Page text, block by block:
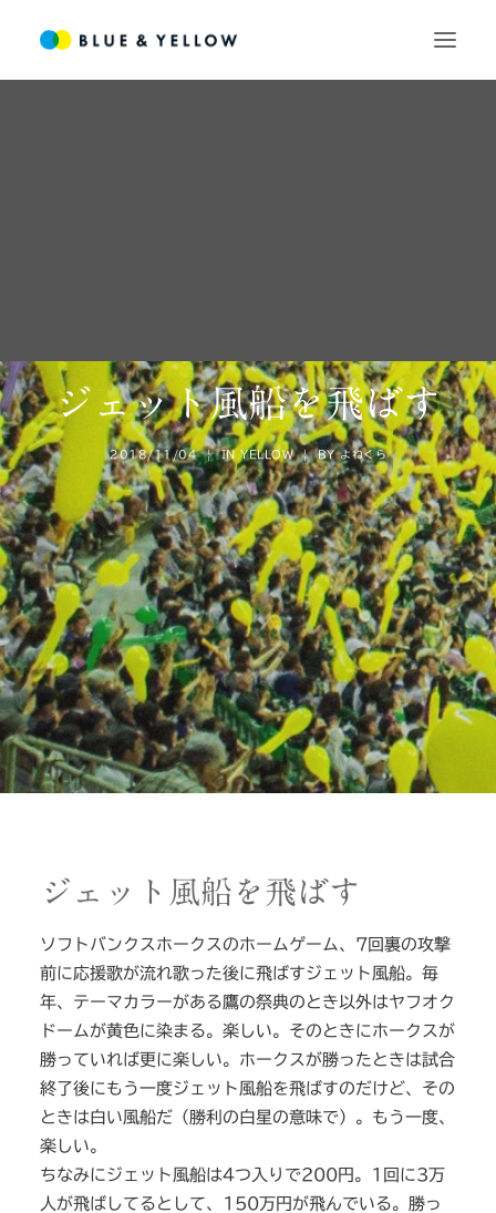
ジェット風船を飛ばす
2018/11/04 | IN YELLOW | BYよねくら
ジェット風船を飛ばす
ソフトバンクスホークスのホームゲーム、7回裏の攻撃
前に応援歌が流れ歌った後に飛ばすジェット風船。毎
年、テーマカラーがある鷹の祭典のとき以外はヤフオク
ドームが黄色に染まる。楽しい。そのときにホークスが
勝っていれば更に楽しい。ホークスが勝ったときは試合
終了後にもう一度ジェット風船を飛ばすのだけど、その
ときは白い風船だ（勝利の白星の意味で）。もう一度、
楽しい。
ちなみにジェット風船は4つ入りで200円。1回に3万
人が飛ばしてるとして、150万円が飛んでいる。勝っ